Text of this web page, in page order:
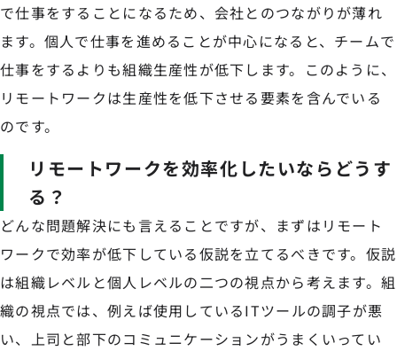
で仕事をすることになるため、会社とのつながりが薄れ
ます。個人で仕事を進めることが中心になると、チームで
仕事をするよりも組織生産性が低下します。このように、
リモートワークは生産性を低下させる要素を含んでいる
のです。
リモートワークを効率化したいならどうす
る？
どんな問題解決にも言えることですが、まずはリモート
ワークで効率が低下している仮説を立てるべきです。仮説
は組織レベルと個人レベルの二つの視点から考えます。組
織の視点では、例えば使用しているITツールの調子が悪
い、上司と部下のコミュニケーションがうまくいってい